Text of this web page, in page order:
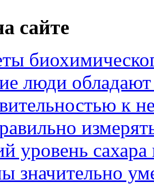
сайте
люди
к
уровень
значительно